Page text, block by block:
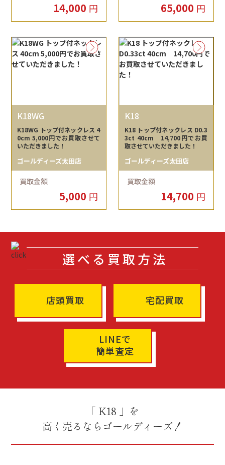
14,000 円 65,000 円
K18WG
K18WG トップ付ネックレス 4
0cm 5,000円でお買取させて
いただきました！
ゴールディーズ太田店
買取金額
5,000 円
K18
K18 トップ付ネックレス D0.3
3ct 40cm 14,700円でお買
取させていただきました！
ゴールディーズ太田店
買取金額
14,700 円
選べる買取方法
店頭買取 宅配買取
LINEで
簡単査定
「 K18 」を
高く売るならゴールディーズ！